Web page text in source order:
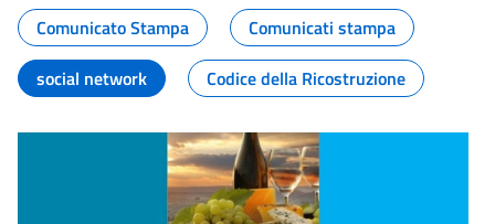
Comunicato Stampa
Comunicati stampa
social network
Codice della Ricostruzione